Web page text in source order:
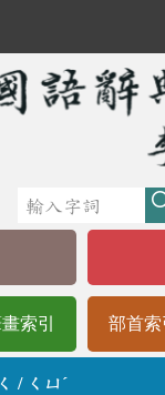
索引 部首索
ㄑ / ㄑㄩˊ